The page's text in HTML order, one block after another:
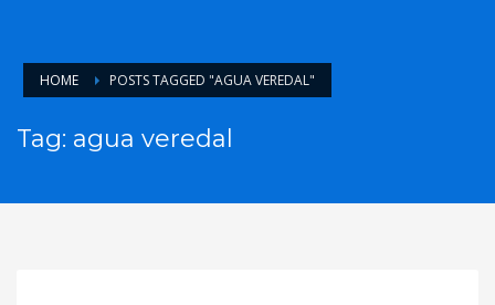
HOME POSTS TAGGED "AGUA VEREDAL"
Tag: agua veredal